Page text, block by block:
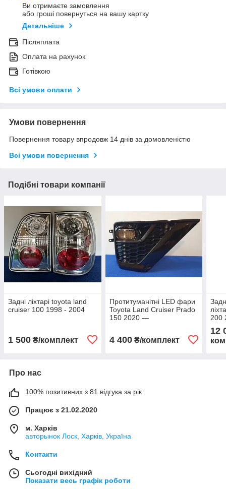
Ви отримаєте замовлення
або гроші повернуться на вашу картку
Детальніше
Післяплата
Оплата на рахунок
Готівкою
Всі умови оплати
Умови повернення
Повернення товару впродовж 14 днів за домовленістю
Всі умови повернення
Подібні товари компанії
Задні ліхтарі toyota land
cruiser 100 1998 - 2004
1 500 ₴/комплект
Протитуманітні LED фари
Toyota Land Cruiser Prado
150 2020 —
4 400₴/комплект
200
12
Про нас
100% позитивних з 81 відгука за рік
Працює з 21.02.2020
м. Харків
авторынок Лоск, Харків, Україна
Контакти
Сьогодні вихідний
Показати весь графік роботи